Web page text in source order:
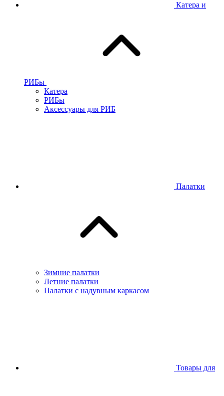
Катера и
РИБы
Катера
РИБы
Аксессуары для РИБ
Палатки
Зимние палатки
Летние палатки
Палатки с надувным каркасом
Товары для